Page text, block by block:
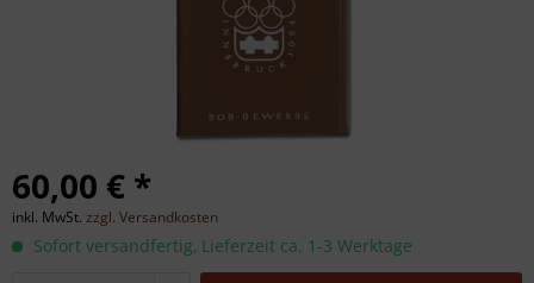
60,00 € *
inkl. MwSt. zzgl. Versandkosten
Sofort versandfertig, Lieferzeit ca. 1-3 Werktage